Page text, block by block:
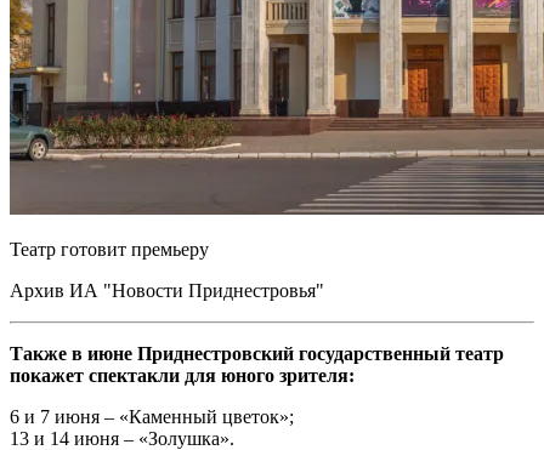
Театр готовит премьеру
Архив ИА "Новости Приднестровья"
Также в июне Приднестровский государственный театр
покажет спектакли для юного зрителя:
6 и 7 июня – «Каменный цветок»;
13 и 14 июня – «Золушка».